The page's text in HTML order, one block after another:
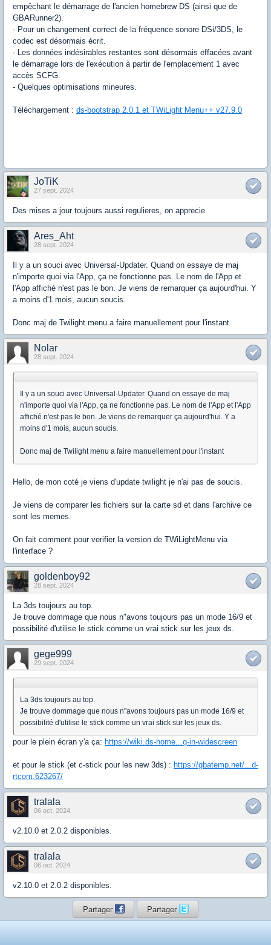
empêchant le démarrage de l'ancien homebrew DS (ainsi que de
GBARunner2).
- Pour un changement correct de la fréquence sonore DSi/3DS, le
codec est désormais écrit.
- Les données indésirables restantes sont désormais effacées avant
le démarrage lors de l'exécution à partir de l'emplacement 1 avec
accès SCFG.
- Quelques optimisations mineures.
Téléchargement : ds-bootstrap 2.0.1 et TWiLight Menu++ v27.9.0
JoTiK
27 sept. 2024
Des mises a jour toujours aussi regulieres, on apprecie
Ares_Aht
28 sept. 2024
Il y a un souci avec Universal-Updater. Quand on essaye de maj
n'importe quoi via l'App, ça ne fonctionne pas. Le nom de l'App et
l'App affiché n'est pas le bon. Je viens de remarquer ça aujourd'hui. Y
a moins d'1 mois, aucun soucis.
Donc maj de Twilight menu a faire manuellement pour l'instant
Nolar
28 sept. 2024
Il y a un souci avec Universal-Updater. Quand on essaye de maj
n'importe quoi via l'App, ça ne fonctionne pas. Le nom de l'App et l'App
affiché n'est pas le bon. Je viens de remarquer ça aujourd'hui. Y a
moins d'1 mois, aucun soucis.
Donc maj de Twilight menu a faire manuellement pour l'instant
Hello, de mon coté je viens d'update twilight je n'ai pas de soucis.
Je viens de comparer les fichiers sur la carte sd et dans l'archive ce
sont les memes.
On fait comment pour verifier la version de TWiLightMenu via
l'interface ?
goldenboy92
28 sept. 2024
La 3ds toujours au top.
Je trouve dommage que nous n"avons toujours pas un mode 16/9 et
possibilité d'utilise le stick comme un vrai stick sur les jeux ds.
gege999
29 sept. 2024
La 3ds toujours au top.
Je trouve dommage que nous n"avons toujours pas un mode 16/9 et
possibilité d'utilise le stick comme un vrai stick sur les jeux ds.
pour le plein écran y'a ça: https://wiki.ds-home...g-in-widescreen
et pour le stick (et c-stick pour les new 3ds) : https://gbatemp.net/...d-
rtcom.623267/
tralala
06 oct. 2024
v2.10.0 et 2.0.2 disponibles.
tralala
06 oct. 2024
v2.10.0 et 2.0.2 disponibles.
Partager Partager